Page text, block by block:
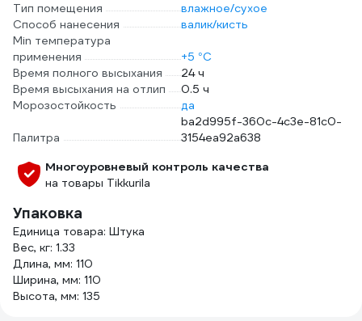
Тип помещения
влажное/сухое
Способ нанесения
валик/кисть
Min температура
применения
+5 °С
Время полного высыхания
24 ч
Время высыхания на отлип
0.5 ч
Морозостойкость
да
Палитра
ba2d995f-360c-4c3e-81c0-
3154ea92a638
Многоуровневый контроль качества
на товары Tikkurila
Упаковка
Единица товара: Штука
Вес, кг: 1.33
Длина, мм: 110
Ширина, мм: 110
Высота, мм: 135